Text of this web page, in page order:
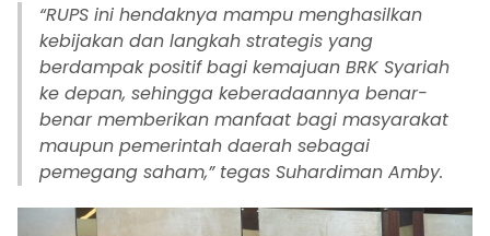
“RUPS ini hendaknya mampu menghasilkan
kebijakan dan langkah strategis yang
berdampak positif bagi kemajuan BRK Syariah
ke depan, sehingga keberadaannya benar-
benar memberikan manfaat bagi masyarakat
maupun pemerintah daerah sebagai
pemegang saham,” tegas Suhardiman Amby.